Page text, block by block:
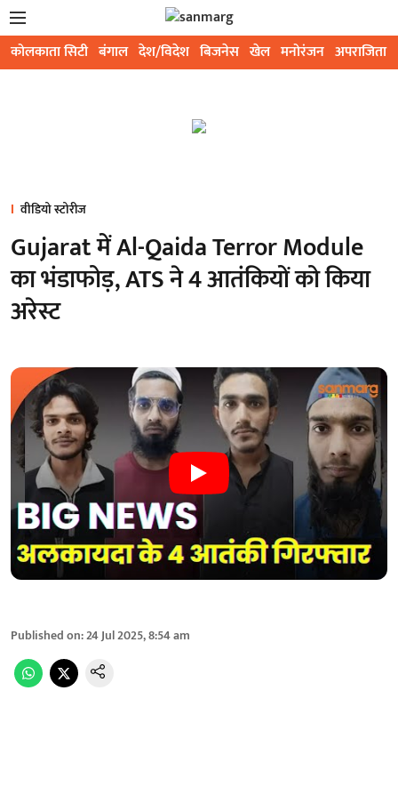
कोलकाता सिटी बंगाल देश/विदेश बिजनेस खेल मनोरंजन अपराजिता
वीडियो स्टोरीज
Gujarat में Al-Qaida Terror Module
का भंडाफोड़, ATS ने 4 आतंकियों को किया
अरेस्ट
Published on:24 Jul 2025, 8:54 am